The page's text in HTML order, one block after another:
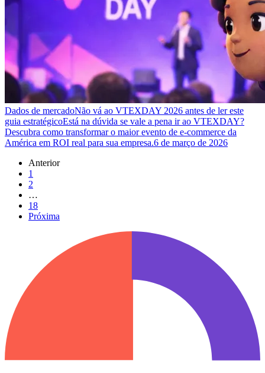
Dados de mercadoNão vá ao VTEXDAY 2026 antes de ler este
guia estratégicoEstá na dúvida se vale a pena ir ao VTEXDAY?
Descubra como transformar o maior evento de e-commerce da
América em ROI real para sua empresa.6 de março de 2026
Anterior
1
2
…
18
Próxima